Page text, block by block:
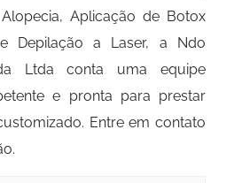
Aplicação de Botox
Depilação a Laser, a Ndo
Ltda conta uma equipe
e pronta para prestar
Entre em contato